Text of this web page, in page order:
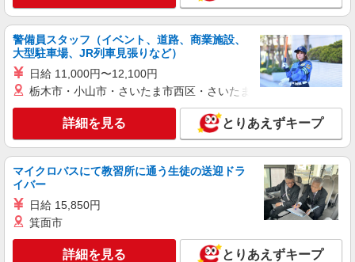
鮮魚
時給1,235円以上 日曜祝日は100円アップ！
ライフ六町駅前店 東京都足立区六町4-3-1
キープ 詳細を見る
ライフポンテポルタ千住店（店舗コード611）
NEW
精肉
ライフポンテポルタ千住店 東京都足立区千住
キープ 詳細を見る
警備員スタッフ（イベント、道路、商業施設、
大型駐車場、JR列車見張りなど）
日給 11,000円〜12,100円
栃木市・小山市・さいたま市西区・さいたま市岩槻区・久喜市・
詳細を見る とりあえずキープ
マイクロバスにて教習所に通う生徒の送迎ドラ
イバー
日給 15,850円
箕面市
詳細を見る とりあえずキープ